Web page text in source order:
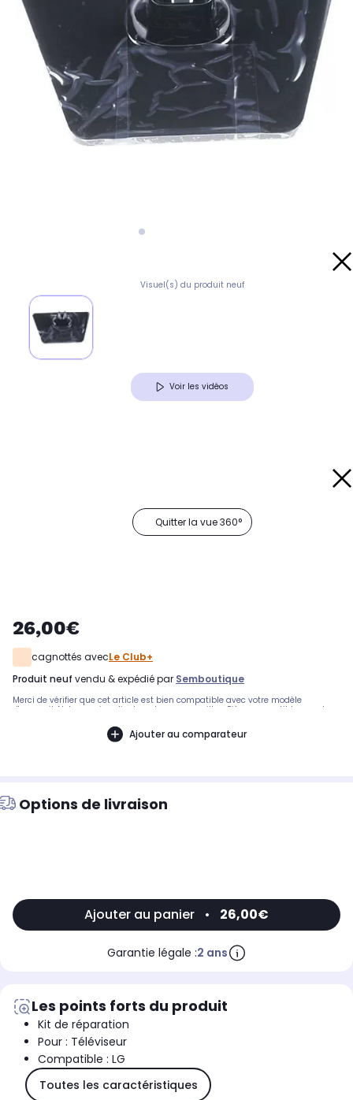
Visuel(s) du produit neuf
Voir les vidéos
Quitter la vue 360°
26,00€
cagnottés avecLe Club+
produit neuf vendu & expédié par Semboutique
Merci de vérifier que cet article est bien compatible avec votre modèle
d'appareil. Notre service client peut vous conseiller. .Pièce compatible avec les
définie. Veuillez nous contacter si vous avez un doute avant l'achat.
Ajouter au comparateur
Options de livraison
Ajouter au panier • 26,00€
Garantie légale :2 ans
Les points forts du produit
Kit de réparation
Pour : Téléviseur
Compatible : LG
Toutes les caractéristiques